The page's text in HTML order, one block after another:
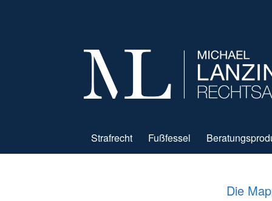
Strafrecht Fußfessel
Die